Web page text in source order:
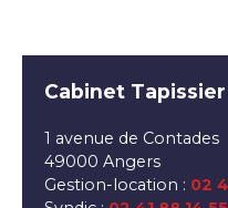
Cabinet
1 avenue de Contades
49000 Angers
Gestion-location : 02